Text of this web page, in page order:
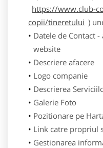
https://www.club-
copii/tineretului )
Datele de Contact
website
Descriere afacere
Logo companie
Descrierea
Galerie Foto
Pozitionare pe
Link catre propriul
Gestionarea